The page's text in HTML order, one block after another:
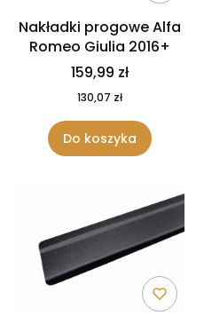
Nakładki progowe Alfa
Romeo Giulia 2016+
159,99 zł
130,07 zł
Do koszyka